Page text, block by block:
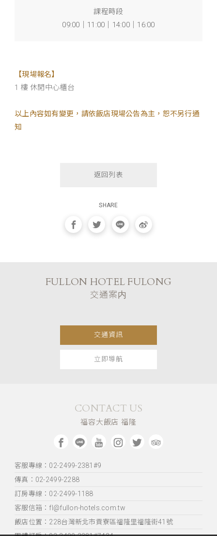
課程時段
09:00｜11:00｜14:00｜16:00
【現場報名】
1 樓 休閒中心櫃台
以上內容如有變更，請依飯店現場公告為主，恕不另行通
知
返回列表
SHARE
FULLON HOTEL FULONG
交通案内
交通資訊
立即導航
CONTACT US
福容大飯店 福隆
客服專線：02-2499-2381#9
傳真：02-2499-2288
訂房專線：02-2499-1188
客服信箱：fl@fullon-hotels.com.tw
飯店位置： 228台灣新北市貢寮區福隆里福隆街41號